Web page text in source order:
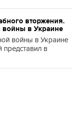
вторжения.
войны в Украине
войны в Украине
представил в